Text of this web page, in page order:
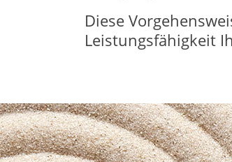
Diese
Leistungsfähigkeit